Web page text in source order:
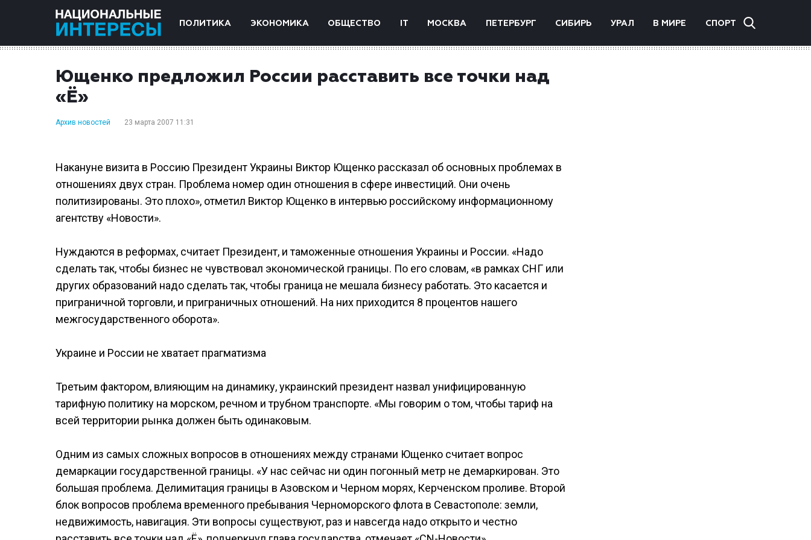
ПОЛИТИКА ЭКОНОМИКА ОБЩЕСТВО IT МОСКВА ПЕТЕРБУРГ СИБИРЬ УРАЛ В МИРЕ СПОРТ
Ющенко предложил России расставить все точки над
«Ё»
Архив новостей 23 марта 2007 11:31
Накануне визита в Россию Президент Украины Виктор Ющенко рассказал об основных проблемах в
отношениях двух стран. Проблема номер один отношения в сфере инвестиций. Они очень
политизированы. Это плохо», отметил Виктор Ющенко в интервью российскому информационному
агентству «Новости».
Нуждаются в реформах, считает Президент, и таможенные отношения Украины и России. «Надо
сделать так, чтобы бизнес не чувствовал экономической границы. По его словам, «в рамках СНГ или
других образований надо сделать так, чтобы граница не мешала бизнесу работать. Это касается и
приграничной торговли, и приграничных отношений. На них приходится 8 процентов нашего
межгосударственного оборота».
Украине и России не хватает прагматизма
Третьим фактором, влияющим на динамику, украинский президент назвал унифицированную
тарифную политику на морском, речном и трубном транспорте. «Мы говорим о том, чтобы тариф на
всей территории рынка должен быть одинаковым.
Одним из самых сложных вопросов в отношениях между странами Ющенко считает вопрос
демаркации государственной границы. «У нас сейчас ни один погонный метр не демаркирован. Это
большая проблема. Делимитация границы в Азовском и Черном морях, Керченском проливе. Второй
блок вопросов проблема временного пребывания Черноморского флота в Севастополе: земли,
недвижимость, навигация. Эти вопросы существуют, раз и навсегда надо открыто и честно